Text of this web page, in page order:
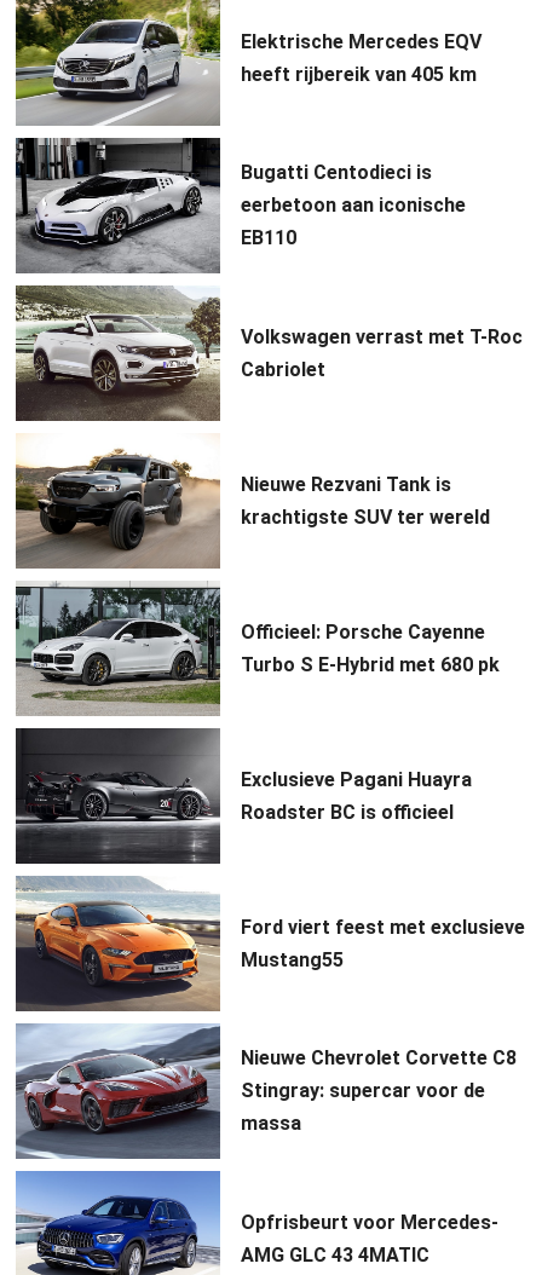
Elektrische Mercedes EQV
heeft rijbereik van 405 km
Bugatti Centodieci is
eerbetoon aan iconische
EB110
Volkswagen verrast met T-Roc
Cabriolet
Nieuwe Rezvani Tank is
krachtigste SUV ter wereld
Officieel: Porsche Cayenne
Turbo S E-Hybrid met 680 pk
Exclusieve Pagani Huayra
Roadster BC is officieel
Ford viert feest met exclusieve
Mustang55
Nieuwe Chevrolet Corvette C8
Stingray: supercar voor de
massa
Opfrisbeurt voor Mercedes-
AMG GLC 43 4MATIC